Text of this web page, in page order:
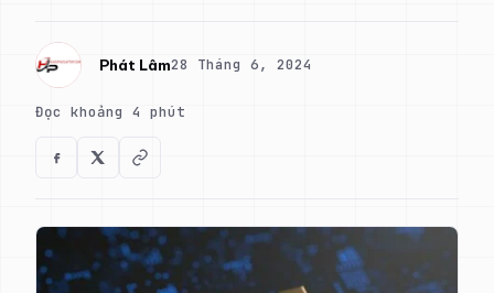
Phát Lâm28 Tháng 6, 2024
Đọc khoảng 4 phút